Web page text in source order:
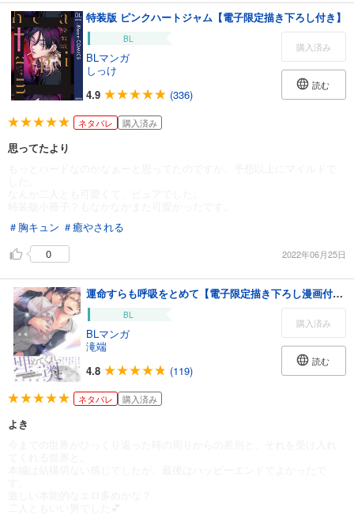
特装版 ピンクハートジャム【電子限定描き下ろし付き】
BL
BLマンガ
しっけ
4.9
(336)
購入済み
読む
ネタバレ 購入済み
思ってたより
＃胸キュン ＃癒やされる
0
2022年06月25日
運命すらも呼吸をとめて【電子限定描き下ろし漫画付き】
BL
BLマンガ
滝端
4.8
(119)
購入済み
読む
ネタバレ 購入済み
よき